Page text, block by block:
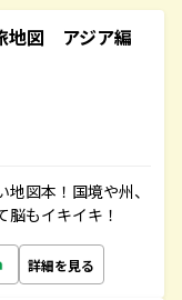
地図 アジア編
図本！国境や州、
もイキイキ！
詳細を見る